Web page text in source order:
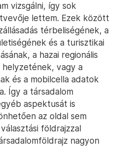
vizsgálni, így sok
lettem. Ezek között
térbeliségének, a
és a turisztikai
a hazai regionális
vagy a
és a mobilcella adatok
Így a társadalom
aspektusát is
az oldal sem
földrajzzal
nagyon